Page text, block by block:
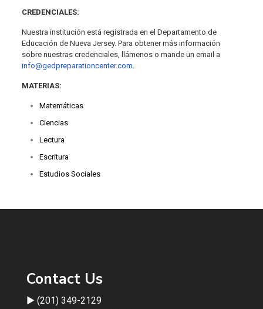
CREDENCIALES:
Nuestra institución está registrada en el Departamento de
Educación de Nueva Jersey. Para obtener más información
sobre nuestras credenciales, llámenos o mande un email a
info@gedpreparationcenter.com.
MATERIAS:
Matemáticas
Ciencias
Lectura
Escritura
Estudios Sociales
Contact Us
► (201) 349-2129